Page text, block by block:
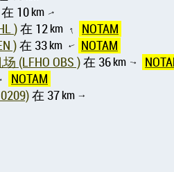
在 10km ↑
Langogne - Lespéron机场 (LFHL )在 12km ↑
NOTAM
)在 33km ↑
NOTAM
(LFHO OBS )在 36km ↑
NOTAM
直升机 ( FR-0209)在 37km ↑